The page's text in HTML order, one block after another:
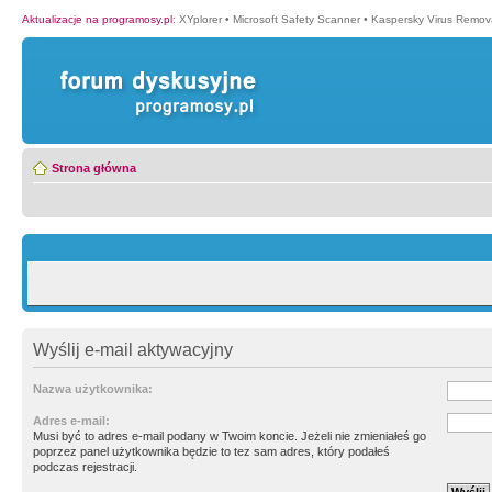
Aktualizacje na programosy.pl: XYplorer • Microsoft Safety Scanner • Kaspersky Virus
Strona główna
Wyślij e-mail aktywacyjny
Nazwa użytkownika:
Adres e-mail:
Musi być to adres e-mail podany w Twoim koncie. Jeżeli nie zmieniałeś go
poprzez panel użytkownika będzie to tez sam adres, który podałeś
podczas rejestracji.